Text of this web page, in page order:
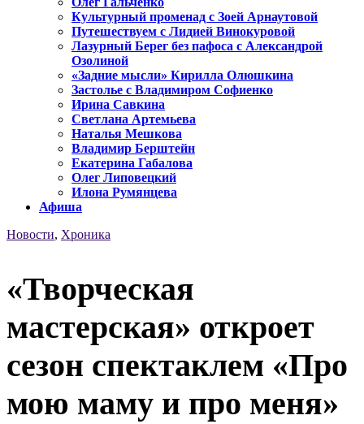
Культурный променад с Зоей Арнаутовой
Путешествуем с Лидией Винокуровой
Лазурный Берег без пафоса с Александрой
Озолиной
«Задние мысли» Кирилла Олюшкина
Застолье с Владимиром Софиенко
Ирина Савкина
Светлана Артемьева
Наталья Мешкова
Владимир Берштейн
Екатерина Габалова
Олег Липовецкий
Илона Румянцева
Афиша
Новости, Хроника
«Творческая
мастерская» откроет
сезон спектаклем «Про
мою маму и про меня»